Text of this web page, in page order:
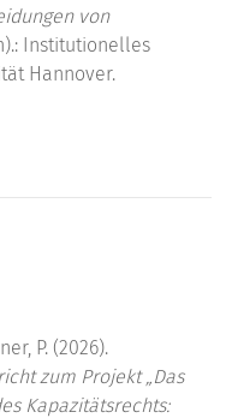
von
Institutionelles
Hannover.
P. (2026).
zum Projekt „Das
Kapazitätsrechts: